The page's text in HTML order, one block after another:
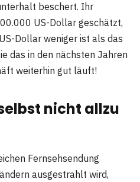
beschert. Ihr
US-Dollar geschätzt,
Dollar weniger ist als das
das in den nächsten Jahren
weiterhin gut läuft!
nicht allzu
Fernsehsendung
ausgestrahlt wird,